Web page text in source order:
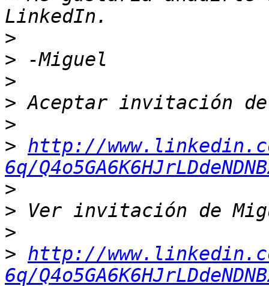
>
>
>
>
>
> http://
6q/
>
>
>
> http://
6q/